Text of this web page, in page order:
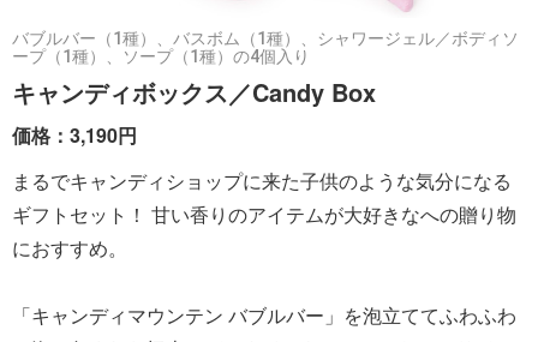
バブルバー（1種）、バスボム（1種）、シャワージェル／ボディソ
ープ（1種）、ソープ（1種）の4個入り
キャンディボックス／Candy Box
価格：3,190円
まるでキャンディショップに来た子供のような気分になる
ギフトセット！ 甘い香りのアイテムが大好きなへの贈り物
におすすめ。
「キャンディマウンテン バブルバー」を泡立ててふわふわ